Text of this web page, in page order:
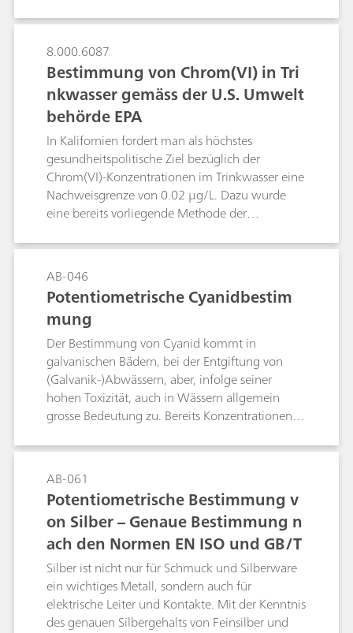
8.000.6087
Bestimmung von Chrom(VI) in Tri
nkwasser gemäss der U.S. Umwelt
behörde EPA
In Kalifornien fordert man als höchstes
gesundheitspolitische Ziel bezüglich der
Chrom(VI)-Konzentrationen im Trinkwasser eine
Nachweisgrenze von 0.02 µg/L. Dazu wurde
eine bereits vorliegende Methode der
dahingehend optimiert, dass eine
Nachweisgrenze von 0.01 µg/L Chrom(VI)
erzielt wurde.
AB-046
Potentiometrische Cyanidbestim
mung
Der Bestimmung von Cyanid kommt in
galvanischen Bädern, bei der Entgiftung von
(Galvanik-)Abwässern, aber, infolge seiner
hohen Toxizität, auch in Wässern allgemein
grosse Bedeutung zu. Bereits Konzentrationen
wirken.Nachfolgend werden
Cyanidbestimmungen in Proben
unterschiedlichster Konzentration mittels
potentiometrischer Titration
beschrieben.Chemische Reaktionen:2 CN- +
Ag+ → [Ag(CN)2]-[Ag(CN)2]- + Ag+ → 2 AgCN
AB-061
Potentiometrische Bestimmung v
on Silber – Genaue Bestimmung n
ach den Normen EN ISO und GB/T
Silber ist nicht nur für Schmuck und Silberware
ein wichtiges Metall, sondern auch für
elektrische Leiter und Kontakte. Mit der Kenntnis
des genauen Silbergehalts von Feinsilber und